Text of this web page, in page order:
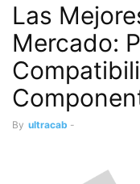
Las
Mercado:
By ultracab -